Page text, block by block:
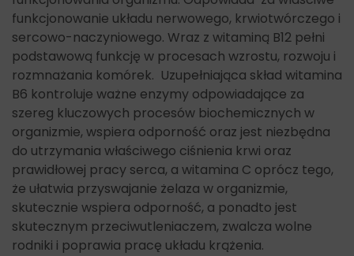
funkcjonowanie układu nerwowego, krwiotwórczego i
sercowo-naczyniowego. Wraz z witaminą B12 pełni
podstawową funkcję w procesach wzrostu, rozwoju i
rozmnażania komórek. Uzupełniająca skład witamina
B6 kontroluje ważne enzymy odpowiadające za
szereg kluczowych procesów biochemicznych w
organizmie, wspiera odporność oraz jest niezbędna
do utrzymania właściwego ciśnienia krwi oraz
prawidłowej pracy serca, a witamina C oprócz tego,
że ułatwia przyswajanie żelaza w organizmie,
skutecznie wspiera odporność, a ponadto jest
skutecznym przeciwutleniaczem, zwalcza wolne
rodniki i poprawia pracę układu krążenia.